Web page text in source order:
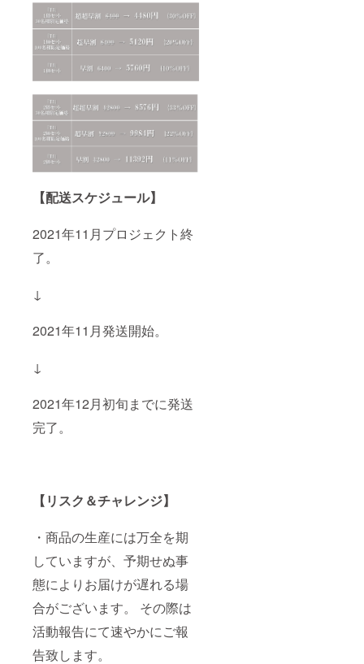
【配送スケジュール】
2021年11月プロジェクト終
了。
↓
2021年11月発送開始。
↓
2021年12月初旬までに発送
完了。
【リスク＆チャレンジ】
・商品の生産には万全を期
していますが、予期せぬ事
態によりお届けが遅れる場
合がございます。 その際は
活動報告にて速やかにご報
告致します。